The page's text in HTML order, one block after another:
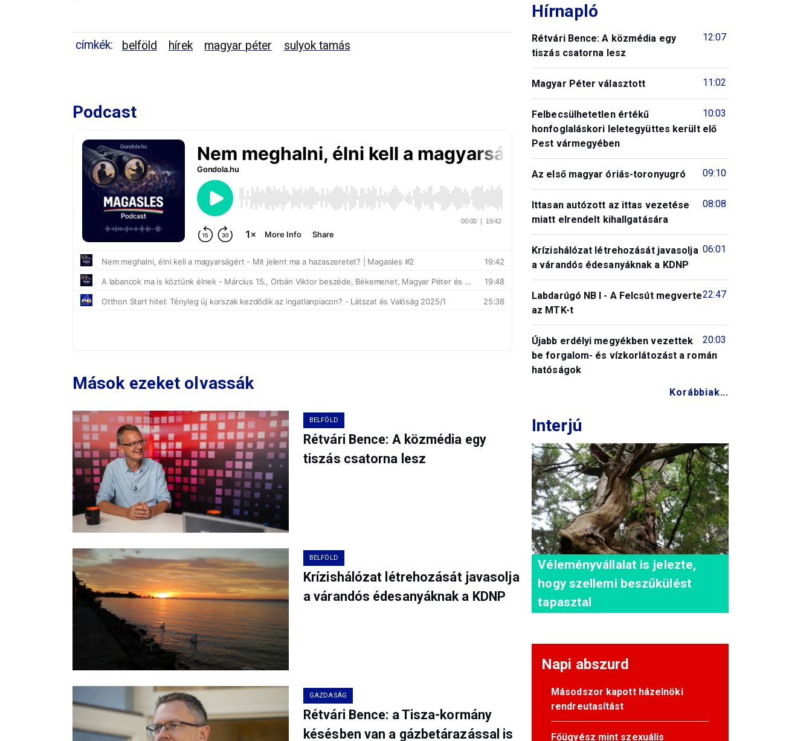
címkék: belföld hírek magyar péter sulyok tamás
Podcast
Mások ezeket olvassák
BELFÖLD
Rétvári Bence: A közmédia egy
tiszás csatorna lesz
BELFÖLD
Krízishálózat létrehozását javasolja
a várandós édesanyáknak a KDNP
GAZDASÁG
Rétvári Bence: a Tisza-kormány
késésben van a gázbetárazással is
Hírnapló
12:07
Rétvári Bence: A közmédia egy
tiszás csatorna lesz
11:02
Magyar Péter választott
10:03
Felbecsülhetetlen értékű
honfoglaláskori leletegyüttes került elő
Pest vármegyében
09:10
Az első magyar óriás-toronyugró
08:08
Ittasan autózott az ittas vezetése
miatt elrendelt kihallgatására
06:01
Krízishálózat létrehozását javasolja
a várandós édesanyáknak a KDNP
22:47
Labdarúgó NB I - A Felcsút megverte
az MTK-t
20:03
Újabb erdélyi megyékben vezettek
be forgalom- és vízkorlátozást a román
hatóságok
Korábbiak...
Interjú
Véleményvállalat is jelezte,
hogy szellemi beszűkülést
tapasztal
Napi abszurd
Másodszor kapott házelnöki
rendreutasítást
Főügyész mint szexuális